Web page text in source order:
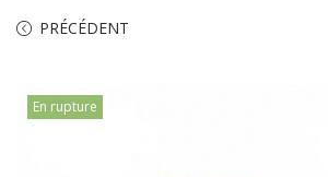
PRÉCÉDENT
En rupture